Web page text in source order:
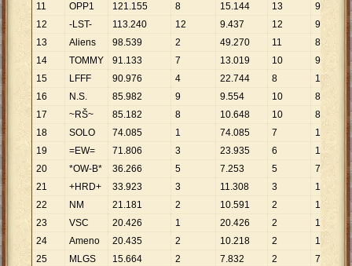
11
OPP1 121.155 8 15.144 13 9
12
-LST- 113.240 12 9.437 12 9
437
13
Aliens 98.539 2 49.270 11 8.
14
TOMMY 91.133 7 13.019 10 9
15
LFFF 90.976 4 22.744 8 11.
16
N.S. 85.982 9 9.554 10 8
598
17
~RŠ~ 85.182 8 10.648 10 8 518
18
SOLO 74.085 1 74.085 7 10
19
=EW= 71.806 3 23.935 6 11.
20
*OW-B* 36.266 5 7.253 5 7
253
21
+HRD+ 33.923 3 11.308 3 11
22
NM 21.181 2 10.591 2 10. 591
23
VSC 20.426 1 20.426 2 10
213
24
Ameno 20.435 2 10.218 2 10
25
MLGS 15.664 2 7.832 2 7
832